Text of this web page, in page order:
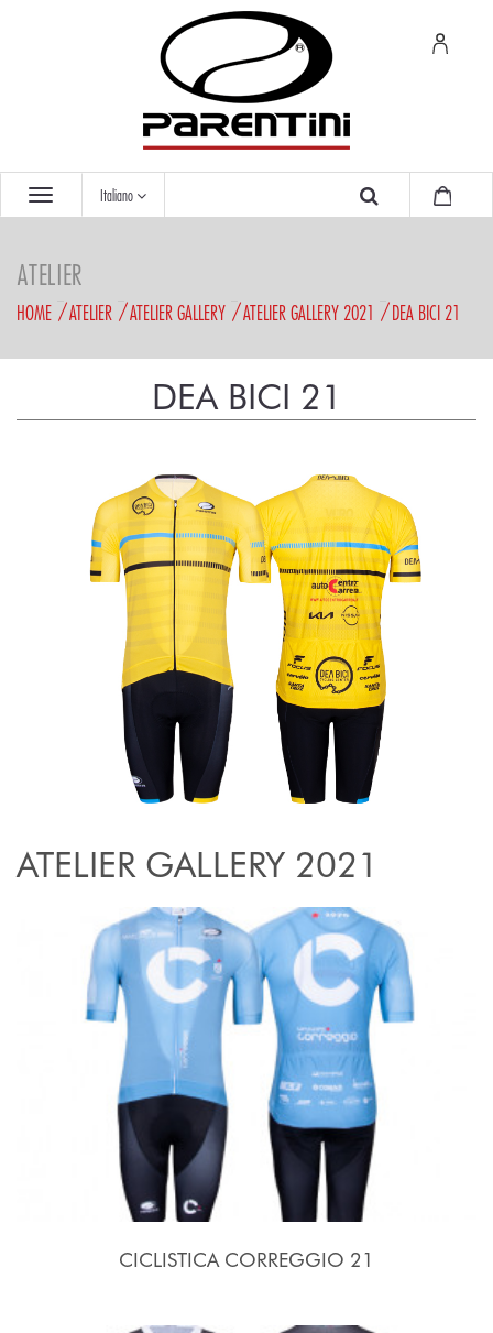
Italiano
ATELIER
HOME ATELIER ATELIER GALLERY ATELIER GALLERY 2021 DEA BICI 21
DEA BICI 21
ATELIER GALLERY 2021
CICLISTICA CORREGGIO 21